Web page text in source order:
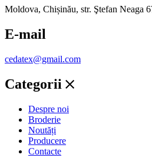
Moldova, Chișinău, str. Ştefan Neaga
E-mail
cedatex@gmail.com
Categorii
Despre noi
Broderie
Noutăți
Producere
Contacte